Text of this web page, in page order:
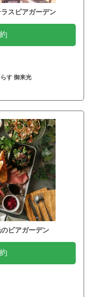
スビアガーデン
す 御来光
ビアガーデン